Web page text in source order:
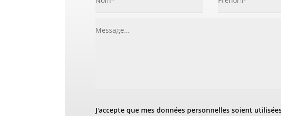
J'accepte que mes données personnelles soient